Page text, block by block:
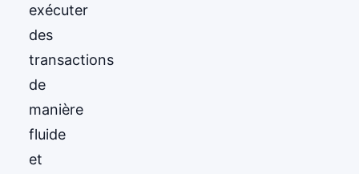
exécuter
des
transactions
de
manière
fluide
et